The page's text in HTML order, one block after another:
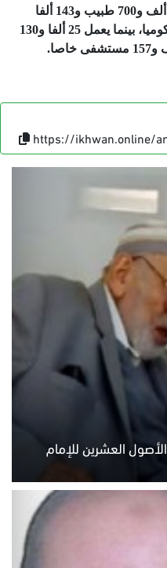
والإحصاء حتى عام 2018، يعمل 75 ألف و700 طبيب و143 ألفا
و200 ممرض في 691 مستشفى حكوميا، بينما يعمل 25 ألفا و130
https://ikhwan.online/
العشرين للإمام